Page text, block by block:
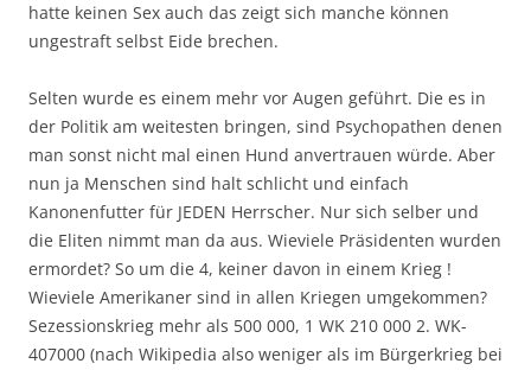
hatte keinen Sex auch das zeigt sich manche können
ungestraft selbst Eide brechen.
Selten wurde es einem mehr vor Augen geführt. Die es in
der Politik am weitesten bringen, sind Psychopathen denen
man sonst nicht mal einen Hund anvertrauen würde. Aber
nun ja Menschen sind halt schlicht und einfach
Kanonenfutter für JEDEN Herrscher. Nur sich selber und
die Eliten nimmt man da aus. Wieviele Präsidenten wurden
ermordet? So um die 4, keiner davon in einem Krieg !
Wieviele Amerikaner sind in allen Kriegen umgekommen?
Sezessionskrieg mehr als 500 000, 1 WK 210 000 2. WK-
407000 (nach Wikipedia also weniger als im Bürgerkrieg bei